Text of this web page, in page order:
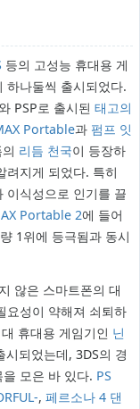
등의 고성능 휴대용 게
하나둘씩 출시되었다.
PSP로 출시된 태고의
Portable과 펌프 잇
리듬 천국이 등장하
려지게 되었다. 특히
이식성으로 인기를 끌
Portable 2에 들어
1위에 등극됨과 동시
않은 스마트폰의 대
요성이 약해져 쇠퇴하
휴대용 게임기인 닌
되었는데, 3DS의 경
모은 바 있다. PS
, 페르소나 4 댄